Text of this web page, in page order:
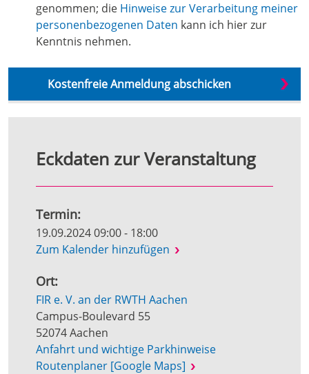
genommen; die Hinweise zur Verarbeitung meiner
personenbezogenen Daten kann ich hier zur
Kenntnis nehmen.
Eckdaten zur Veranstaltung
Termin:
19.09.2024 09:00 - 18:00
Zum Kalender hinzufügen
Ort:
FIR e. V. an der RWTH Aachen
Campus-Boulevard 55
52074 Aachen
Anfahrt und wichtige Parkhinweise
Routenplaner [Google Maps]